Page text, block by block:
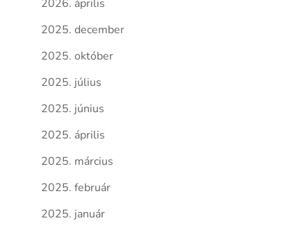
2026. április
2025. december
2025. október
2025. július
2025. június
2025. április
2025. március
2025. február
2025. január